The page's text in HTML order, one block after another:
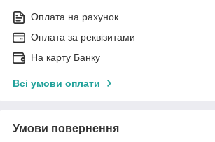
Оплата на рахунок
Оплата за реквізитами
На карту Банку
Всі умови оплати
Умови повернення